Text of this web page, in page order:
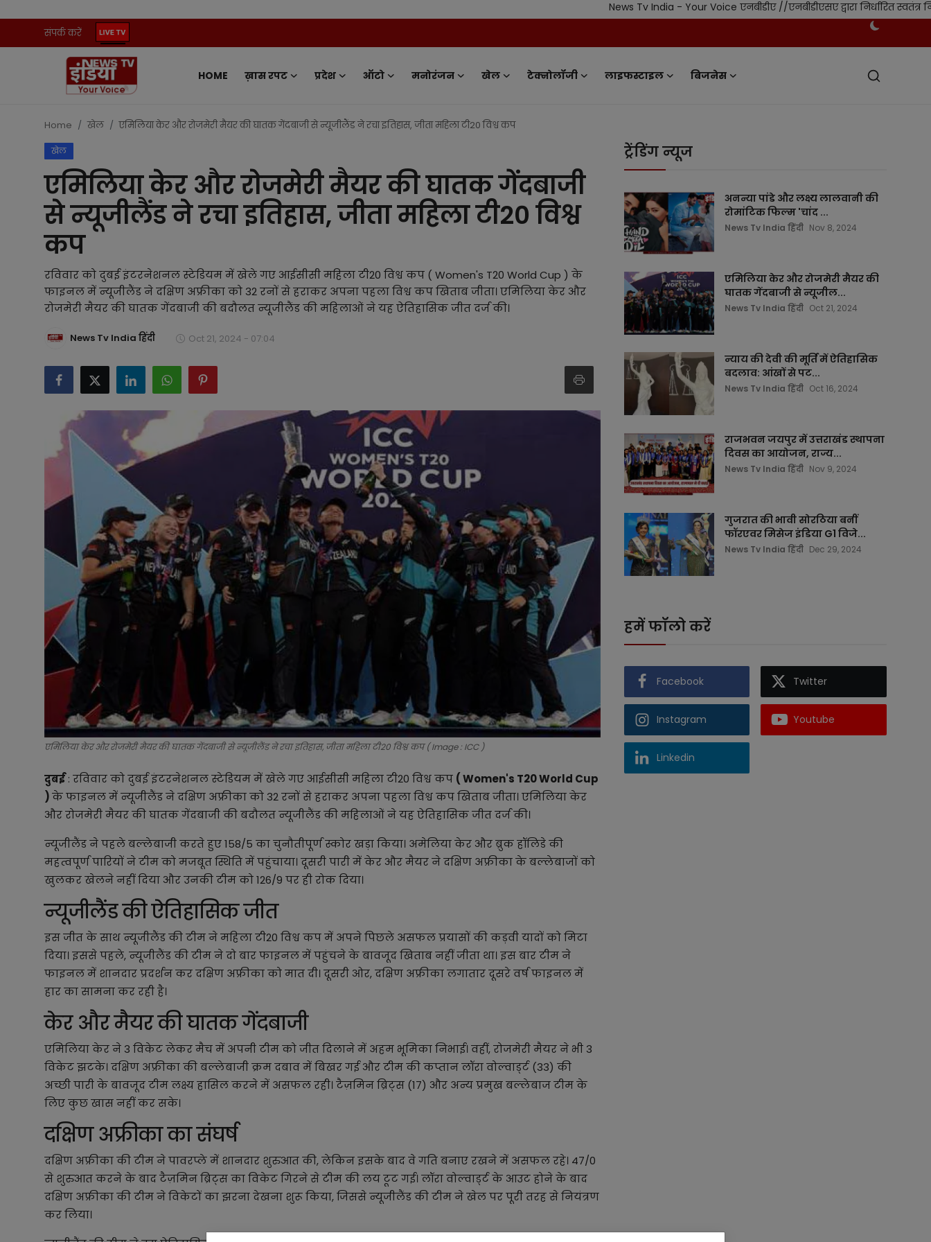
News Tv India - Your Voice एनबीडीए //एनबीडीएसए द्वारा निर्धारित स्वतंत्र
संपर्क करें
HOME ख़ास रपट प्रदेश ऑटो मनोरंजन खेल टेक्नोलॉजी लाइफस्टाइल बिजनेस
संपर्क करें
ख़ास रपट
मनोरंजन
बिजनेस
Home खेल एमिलिया केर और रोजमेरी मैयर की घातक गेंदबाजी से न्यूजीलैंड ने रचा इतिहास, जीता महिला टी20 विश्व कप
खेल
एमिलिया केर और रोजमेरी मैयर की घातक गेंदबाजी
से न्यूजीलैंड ने रचा इतिहास, जीता महिला टी20 विश्व
कप
रविवार को दुबई इंटरनेशनल स्टेडियम में खेले गए आईसीसी महिला टी20 विश्व कप ( Women's T20 World Cup ) के
फाइनल में न्यूजीलैंड ने दक्षिण अफ्रीका को 32 रनों से हराकर अपना पहला विश्व कप खिताब जीता। एमिलिया केर और
रोजमेरी मैयर की घातक गेंदबाजी की बदौलत न्यूजीलैंड की महिलाओं ने यह ऐतिहासिक जीत दर्ज की।
News Tv India हिंदी Oct 21, 2024 - 07:04
एमिलिया केर और रोजमेरी मैयर की घातक गेंदबाजी से न्यूजीलैंड ने रचा इतिहास, जीता महिला टी20 विश्व कप ( Image : ICC )
दुबई: रविवार को दुबई इंटरनेशनल स्टेडियम में खेले गए आईसीसी महिला टी20 विश्व कप ( Women's T20 World Cup
)के फाइनल में न्यूजीलैंड ने दक्षिण अफ्रीका को 32 रनों से हराकर अपना पहला विश्व कप खिताब जीता। एमिलिया केर
और रोजमेरी मैयर की घातक गेंदबाजी की बदौलत न्यूजीलैंड की महिलाओं ने यह ऐतिहासिक जीत दर्ज की।
न्यूजीलैंड ने पहले बल्लेबाजी करते हुए 158/5 का चुनौतीपूर्ण स्कोर खड़ा किया। अमेलिया केर और ब्रुक हॉलिडे की
महत्वपूर्ण पारियों ने टीम को मजबूत स्थिति में पहुंचाया। दूसरी पारी में केर और मैयर ने दक्षिण अफ्रीका के बल्लेबाजों को
खुलकर खेलने नहीं दिया और उनकी टीम को 126/9 पर ही रोक दिया।
न्यूजीलैंड की ऐतिहासिक जीत
इस जीत के साथ न्यूजीलैंड की टीम ने महिला टी20 विश्व कप में अपने पिछले असफल प्रयासों की कड़वी यादों को मिटा
दिया। इससे पहले, न्यूजीलैंड की टीम ने दो बार फाइनल में पहुंचने के बावजूद खिताब नहीं जीता था। इस बार टीम ने
फाइनल में शानदार प्रदर्शन कर दक्षिण अफ्रीका को मात दी। दूसरी ओर, दक्षिण अफ्रीका लगातार दूसरे वर्ष फाइनल में
हार का सामना कर रही है।
केर और मैयर की घातक गेंदबाजी
एमिलिया केर ने 3 विकेट लेकर मैच में अपनी टीम को जीत दिलाने में अहम भूमिका निभाई। वहीं, रोजमेरी मैयर ने भी 3
विकेट झटके। दक्षिण अफ्रीका की बल्लेबाजी क्रम दबाव में बिखर गई और टीम की कप्तान लॉरा वोल्वार्ड्ट (33) की
अच्छी पारी के बावजूद टीम लक्ष्य हासिल करने में असफल रही। टैज़मिन ब्रिट्स (17) और अन्य प्रमुख बल्लेबाज टीम के
लिए कुछ खास नहीं कर सके।
दक्षिण अफ्रीका का संघर्ष
दक्षिण अफ्रीका की टीम ने पावरप्ले में शानदार शुरुआत की, लेकिन इसके बाद वे गति बनाए रखने में असफल रहे। 47/0
से शुरुआत करने के बाद टैज़मिन ब्रिट्स का विकेट गिरने से टीम की लय टूट गई। लॉरा वोल्वार्ड्ट के आउट होने के बाद
दक्षिण अफ्रीका की टीम ने विकेटों का झरना देखना शुरू किया, जिससे न्यूजीलैंड की टीम ने खेल पर पूरी तरह से नियंत्रण
कर लिया।
ट्रेंडिंग न्यूज
अनन्या पांडे और लक्ष्य लालवानी की
रोमांटिक फिल्म 'चांद ...
News Tv India हिंदी Nov 8, 2024
एमिलिया केर और रोजमेरी मैयर की
घातक गेंदबाजी से न्यूजील...
News Tv India हिंदी Oct 21, 2024
न्याय की देवी की मूर्ति में ऐतिहासिक
बदलाव: आंखों से पट...
News Tv India हिंदी Oct 16, 2024
राजभवन जयपुर में उत्तराखंड स्थापना
दिवस का आयोजन, राज्य...
News Tv India हिंदी Nov 9, 2024
गुजरात की भावी सोरठिया बनीं
फॉरएवर मिसेज इंडिया G1 विजे...
News Tv India हिंदी Dec 29, 2024
हमें फॉलो करें
Facebook Twitter
Instagram Youtube
Linkedin